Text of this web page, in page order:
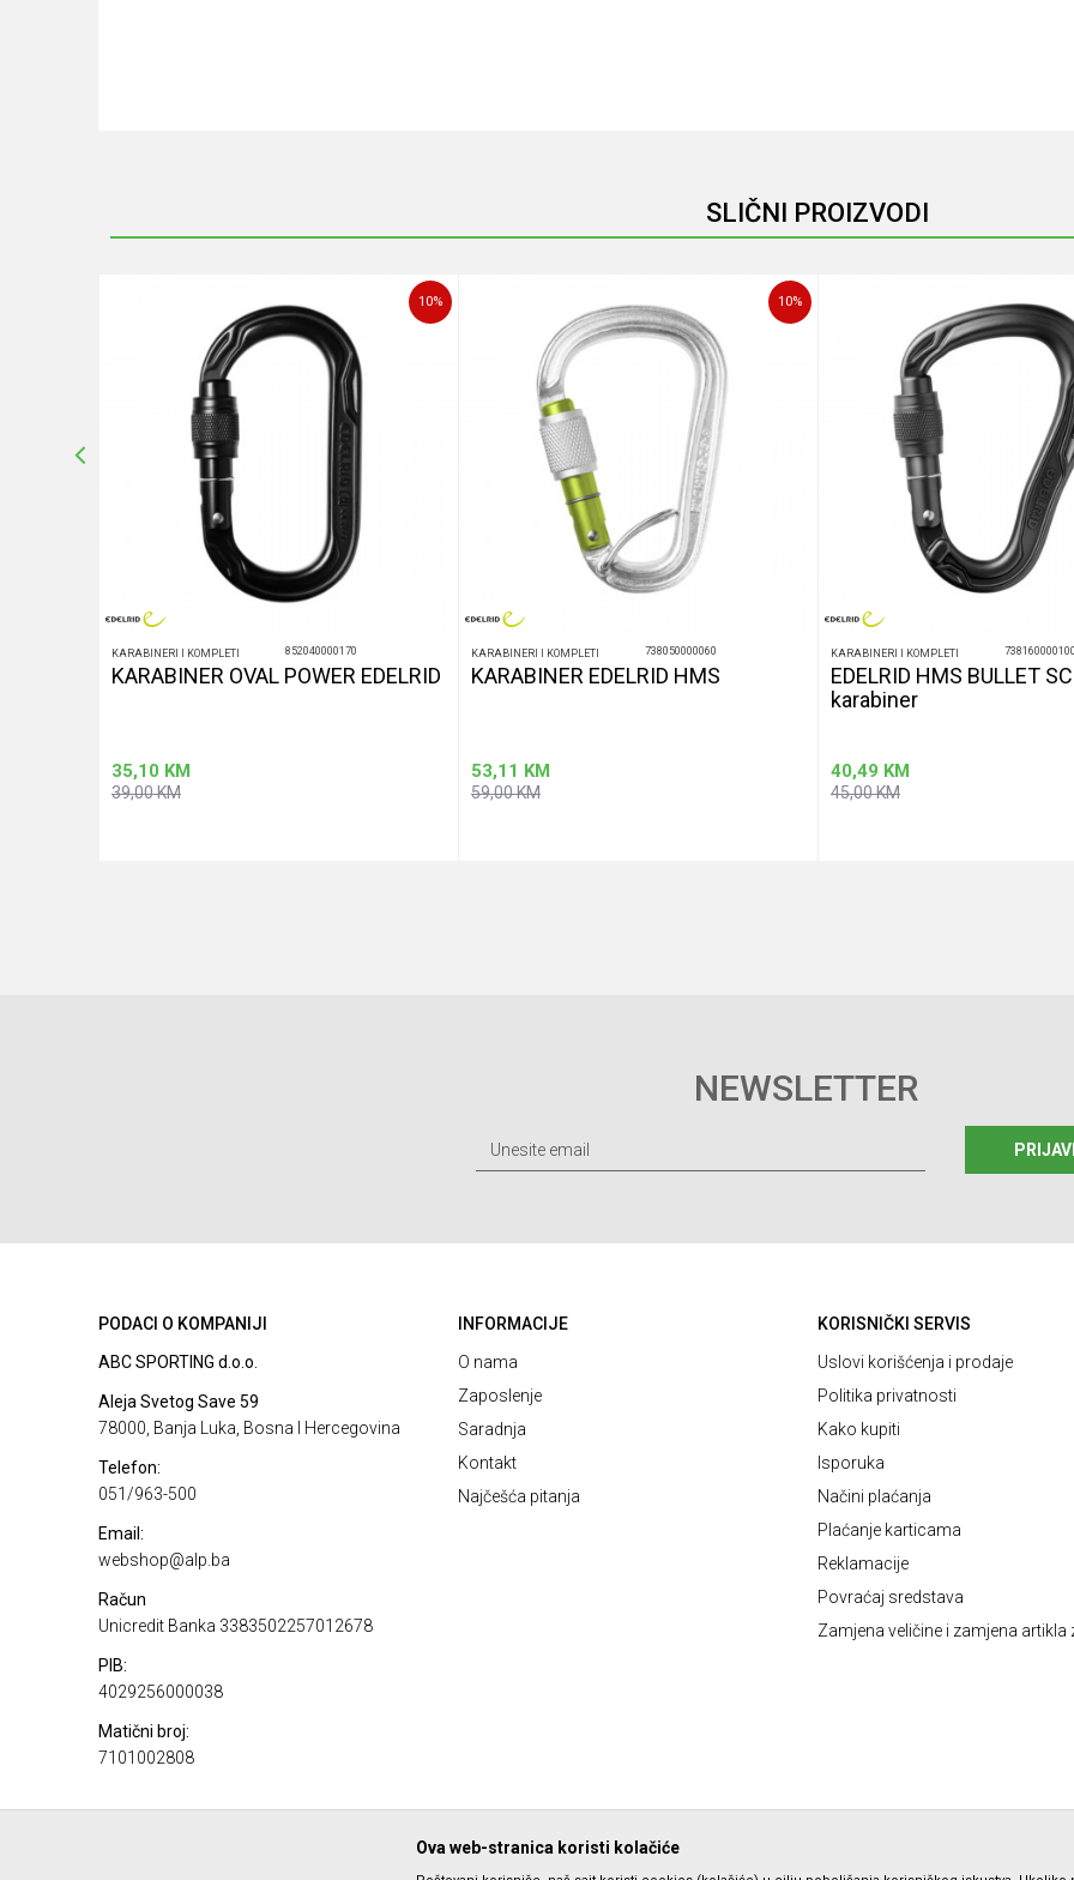
POŠALJI
SLIČNI PROIZVODI
10%
KARABINERI I KOMPLETI 852040000170
KARABINER OVAL POWER EDELRID
35,10 KM
39,00KM
10%
KARABINERI I KOMPLETI 738050000060
KARABINER EDELRID HMS
53,11 KM
59,00KM
KARABINERI I KOMPLETI 738160000100
EDELRID HMS BULLET
karabiner
40,49 KM
45,00KM
NEWSLETTER
PODACI O KOMPANIJI
ABC SPORTING d.o.o.
Aleja Svetog Save 59
78000, Banja Luka, Bosna I Hercegovina
Telefon:
051/963-500
Email:
webshop@alp.ba
Račun
Unicredit Banka 3383502257012678
PIB:
4029256000038
Matični broj:
7101002808
INFORMACIJE
O nama
Zaposlenje
Saradnja
Kontakt
Najčešća pitanja
KORISNIČKI SERVIS
Uslovi korišćenja i prodaje
Politika privatnosti
Kako kupiti
Isporuka
Načini plaćanja
Plaćanje karticama
Reklamacije
Povraćaj sredstava
Zamjena veličine i zamjena artikla
Ova web-stranica koristi kolačiće